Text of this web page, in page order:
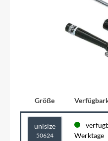
Größe
unisize
50624
Werktage